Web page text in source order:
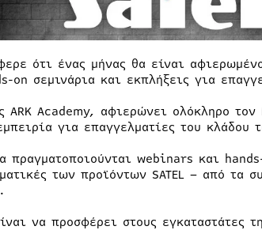
ότι ένας μήνας θα είναι
σεμινάρια και εκπλήξεις για
Academy, αφιερώνει ολόκληρο τον
για επαγγελματίες του κλάδου
πραγματοποιούνται webinars και
των προϊόντων SATEL – από τα
να προσφέρει στους εγκαταστάτες